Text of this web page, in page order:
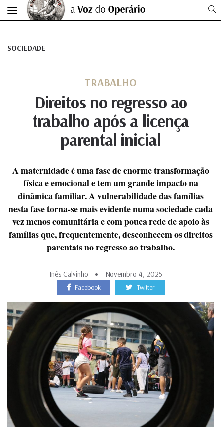
SOCIEDADE
TRABALHO
Direitos no regresso ao
trabalho após a licença
parental inicial
A maternidade é uma fase de enorme transformação
física e emocional e tem um grande impacto na
dinâmica familiar. A vulnerabilidade das famílias
nesta fase torna-se mais evidente numa sociedade cada
vez menos comunitária e com pouca rede de apoio às
famílias que, frequentemente, desconhecem os direitos
parentais no regresso ao trabalho.
Inês Calvinho Novembro 4, 2025
Facebook Twitter